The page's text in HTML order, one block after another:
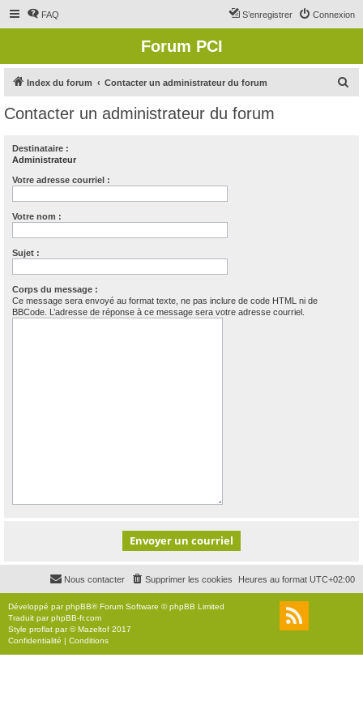
FAQ Connexion
S’enregistrer
Forum PCI
Index du forum Contacter un administrateur du forum
Contacter un administrateur du forum
Destinataire :
Administrateur
Votre adresse courriel :
Votre nom :
Sujet :
Corps du message :
Ce message sera envoyé au format texte, ne pas inclure de code HTML ni de
BBCode. L’adresse de réponse à ce message sera votre adresse courriel.
Heures au format UTC+02:00
Supprimer les cookies
Nous contacter
Développé parphpBB® Forum Software © phpBB Limited
Traduit parphpBB-fr.com
Style proflat par ©Mazeltof 2017
Confidentialité | Conditions